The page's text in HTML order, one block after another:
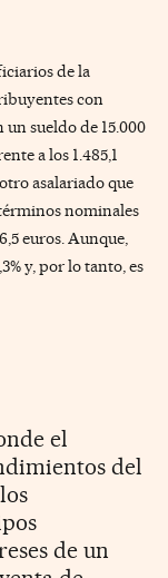
de la
con
sueldo de 15.000
a los 1.485,1
asalariado que
nominales
euros. Aunque,
y, por lo tanto, es
el
del
de un